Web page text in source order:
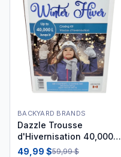
BACKYARD BRANDS
Dazzle Trousse
d'Hivernisation 40,000 L
DAZ06030
49,99 $59,99 $